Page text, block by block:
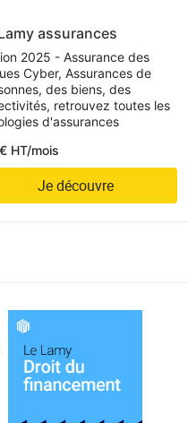
assurances
2025 - Assurance des
Cyber, Assurances de
des biens, des
retrouvez toutes les
d'assurances
HT/mois
Je découvre